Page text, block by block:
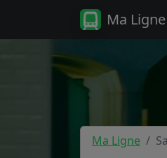
Ma Ligne
Ma Ligne